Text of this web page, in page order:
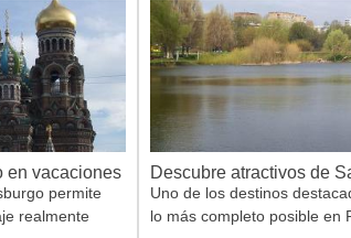
en vacaciones
permite
realmente
Descubre atractivos de
Uno de los destinos
lo más completo posible en